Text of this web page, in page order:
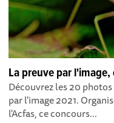
La preuve par
Découvrez les 20
par l'image 2021 .
l'Acfas, ce concours...